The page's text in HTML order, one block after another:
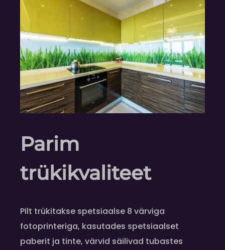
Parim
trükikvaliteet
Pilt trükitakse spetsiaalse 8 värviga
fotoprinteriga, kasutades spetsiaalset
paberit ja tinte, värvid säilivad tubastes